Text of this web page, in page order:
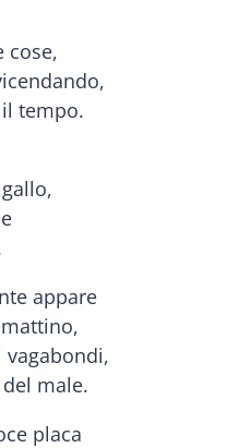
cose,
tempo.
appare
male.
placa